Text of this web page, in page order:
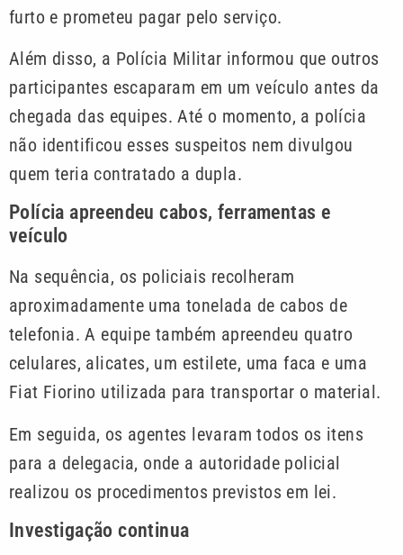
furto e prometeu pagar pelo serviço.
Além disso, a Polícia Militar informou que outros
participantes escaparam em um veículo antes da
chegada das equipes. Até o momento, a polícia
não identificou esses suspeitos nem divulgou
quem teria contratado a dupla.
Polícia apreendeu cabos, ferramentas e
veículo
Na sequência, os policiais recolheram
aproximadamente uma tonelada de cabos de
telefonia. A equipe também apreendeu quatro
celulares, alicates, um estilete, uma faca e uma
Fiat Fiorino utilizada para transportar o material.
Em seguida, os agentes levaram todos os itens
para a delegacia, onde a autoridade policial
realizou os procedimentos previstos em lei.
Investigação continua